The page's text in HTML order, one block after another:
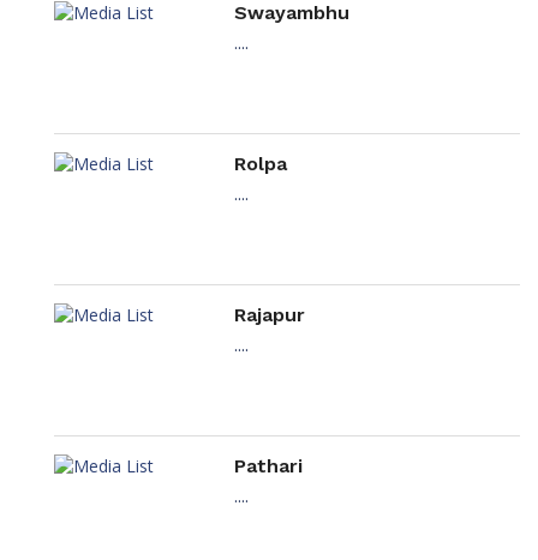
Swayambhu
....
Rolpa
....
Rajapur
....
Pathari
....